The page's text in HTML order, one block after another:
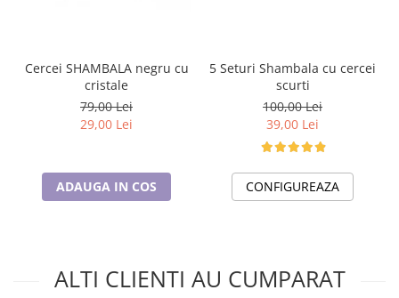
Cercei SHAMBALA negru cu
cristale
79,00 Lei
29,00 Lei
ADAUGA IN COS
5 Seturi Shambala cu cercei
scurti
100,00 Lei
39,00 Lei
CONFIGUREAZA
ALTI CLIENTI AU CUMPARAT